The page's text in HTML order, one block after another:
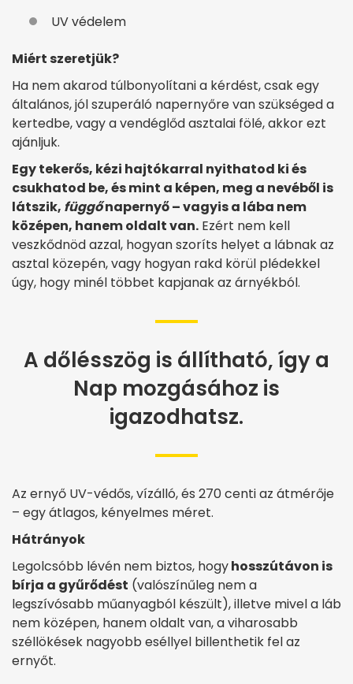
UV védelem
Miért szeretjük?
Ha nem akarod túlbonyolítani a kérdést, csak egy
általános, jól szuperáló napernyőre van szükséged a
kertedbe, vagy a vendéglőd asztalai fölé, akkor ezt
ajánljuk.
Egy tekerős, kézi hajtókarral nyithatod ki és
csukhatod be, és mint a képen, meg a nevéből is
látszik, függőnapernyő – vagyis a lába nem
középen, hanem oldalt van. Ezért nem kell
veszkődnöd azzal, hogyan szoríts helyet a lábnak az
asztal közepén, vagy hogyan rakd körül plédekkel
úgy, hogy minél többet kapjanak az árnyékból.
A dőlésszög is állítható, így a
Nap mozgásához is
igazodhatsz.
Az ernyő UV-védős, vízálló, és 270 centi az átmérője
– egy átlagos, kényelmes méret.
Hátrányok
Legolcsóbb lévén nem biztos, hogyhosszútávon is
bírja a gyűrődést (valószínűleg nem a
legszívósabb műanyagból készült), illetve mivel a láb
nem középen, hanem oldalt van, a viharosabb
széllökések nagyobb eséllyel billenthetik fel az
ernyőt.